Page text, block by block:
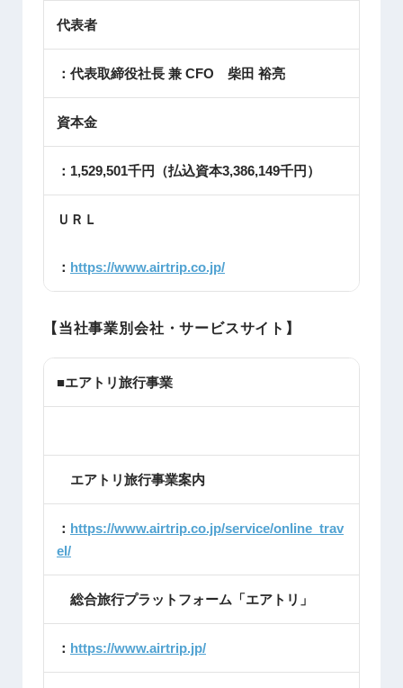
代表者
：代表取締役社長 兼 CFO 柴田 裕亮
資本金
：1,529,501千円（払込資本3,386,149千円）
ＵＲＬ
： https://www.airtrip.co.jp/
【当社事業別会社・サービスサイト】
■エアトリ旅行事業
エアトリ旅行事業案内
： https://www.airtrip.co.jp/service/online_trav
el/
総合旅行プラットフォーム「エアトリ」
： https://www.airtrip.jp/